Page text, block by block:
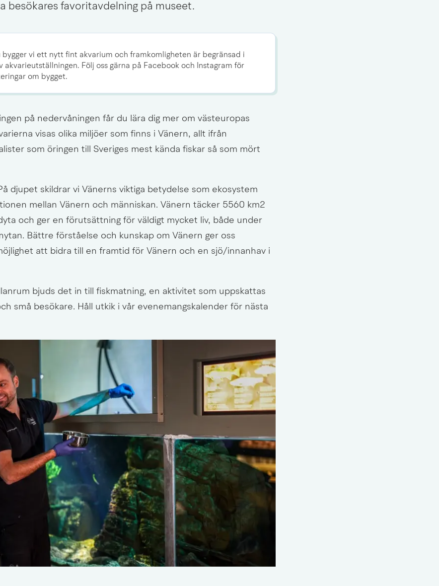
besökares favoritavdelning på museet.
bygger vi ett nytt fint akvarium och framkomligheten är begränsad i
akvarieutställningen. Följ oss gärna på Facebook och Instagram för
om bygget.
på nedervåningen får du lära dig mer om västeuropas
visas olika miljöer som finns i Vänern, allt ifrån
som öringen till Sveriges mest kända fiskar så som mört
djupet skildrar vi Vänerns viktiga betydelse som ekosystem
mellan Vänern och människan. Vänern täcker 5560 km2
och ger en förutsättning för väldigt mycket liv, både under
Bättre förståelse och kunskap om Vänern ger oss
att bidra till en framtid för Vänern och en sjö/innanhav i
bjuds det in till fiskmatning, en aktivitet som uppskattas
små besökare. Håll utkik i vår evenemangskalender för nästa